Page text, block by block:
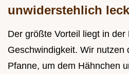
unwiderstehlich
Der größte Vorteil liegt in der
Geschwindigkeit. Wir nutzen
Pfanne, um dem Hähnchen